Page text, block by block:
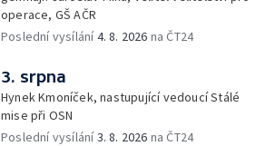
operace, GŠ AČR
Poslední vysílání4. 8. 2026 na ČT24
3. srpna
Hynek Kmoníček, nastupující vedoucí Stálé
mise při OSN
Poslední vysílání3. 8. 2026 na ČT24